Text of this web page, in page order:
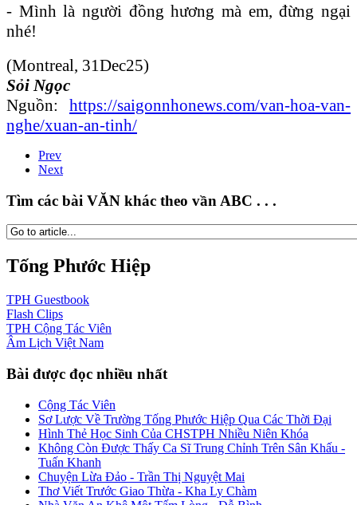
- Mình là người đồng hương mà em, đừng ngại
nhé!
(Montreal, 31Dec25)
Sỏi Ngọc
Nguồn: https://saigonnhonews.com/van-hoa-van-
nghe/xuan-an-tinh/
Prev
Next
Tìm các bài VĂN khác theo vần ABC . . .
Tống Phước Hiệp
TPH Guestbook
Flash Clips
TPH Cộng Tác Viên
Âm Lịch Việt Nam
Bài được đọc nhiều nhất
Cộng Tác Viên
Sơ Lược Về Trường Tống Phước Hiệp Qua Các Thời Đại
Hình Thẻ Học Sinh Của CHSTPH Nhiều Niên Khóa
Không Còn Được Thấy Ca Sĩ Trung Chỉnh Trên Sân Khấu -
Tuấn Khanh
Chuyện Lừa Đảo - Trần Thị Nguyệt Mai
Thơ Viết Trước Giao Thừa - Kha Ly Chàm